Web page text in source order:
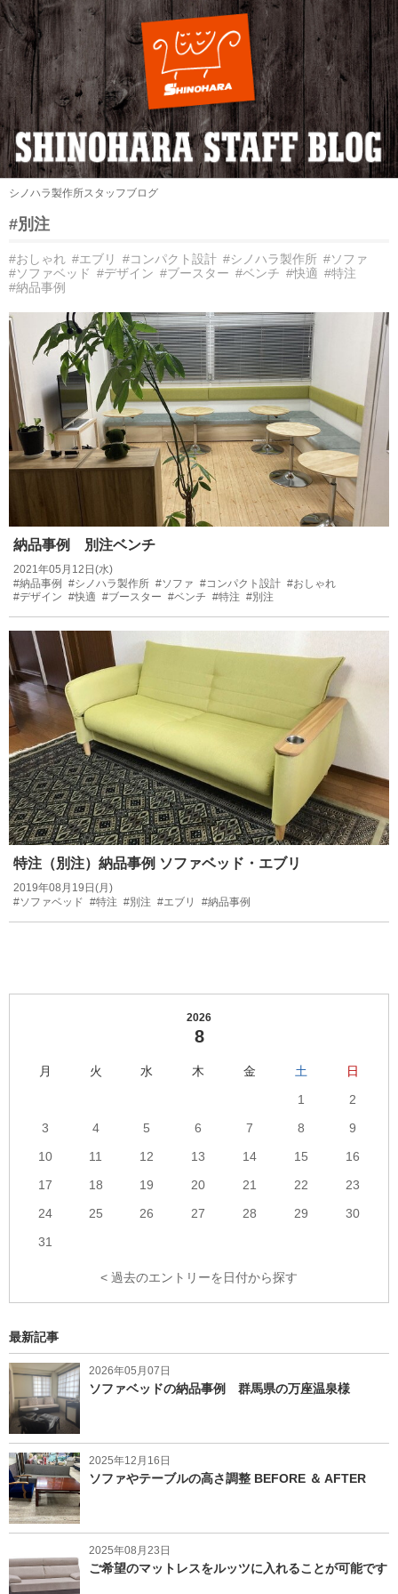
シノハラ製作所スタッフブログ
#別注
#おしゃれ #エブリ #コンパクト設計 #シノハラ製作所 #ソファ
#ソファベッド #デザイン #ブースター #ベンチ #快適 #特注
#納品事例
納品事例 別注ベンチ
2021年05月12日(水)
#納品事例 #シノハラ製作所 #ソファ #コンパクト設計 #おしゃれ
#デザイン #快適 #ブースター #ベンチ #特注 #別注
特注（別注）納品事例 ソファベッド・エブリ
2019年08月19日(月)
#ソファベッド #特注 #別注 #エブリ #納品事例
2026
8
月 火 水 木 金 土
日
1
2
3
4 5 6 7 8
9
10
11 12 13 14 15
16
17
18 19 20 21 22
23
24
25 26 27 28 29
30
31
< 過去のエントリーを日付から探す
最新記事
2026年05月07日
ソファベッドの納品事例 群馬県の万座温泉様
2025年12月16日
ソファやテーブルの高さ調整 BEFORE ＆ AFTER
2025年08月23日
ご希望のマットレスをルッツに入れることが可能です